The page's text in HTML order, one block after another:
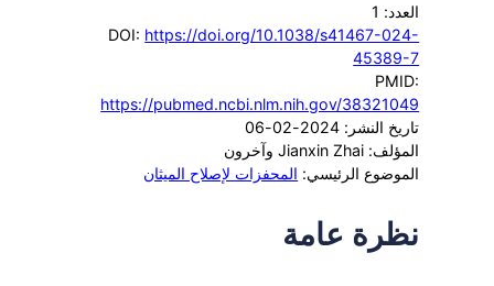
العدد: 1
DOI: https://doi.org/10.1038/s41467-024-
45389-7
PMID:
https://pubmed.ncbi.nlm.nih.gov/38321049
تاريخ النشر: 2024-02-06
المؤلف: Jianxin Zhai وآخرون
الموضوع الرئيسي: المحفزات لإصلاح الميثان
نظرة عامة